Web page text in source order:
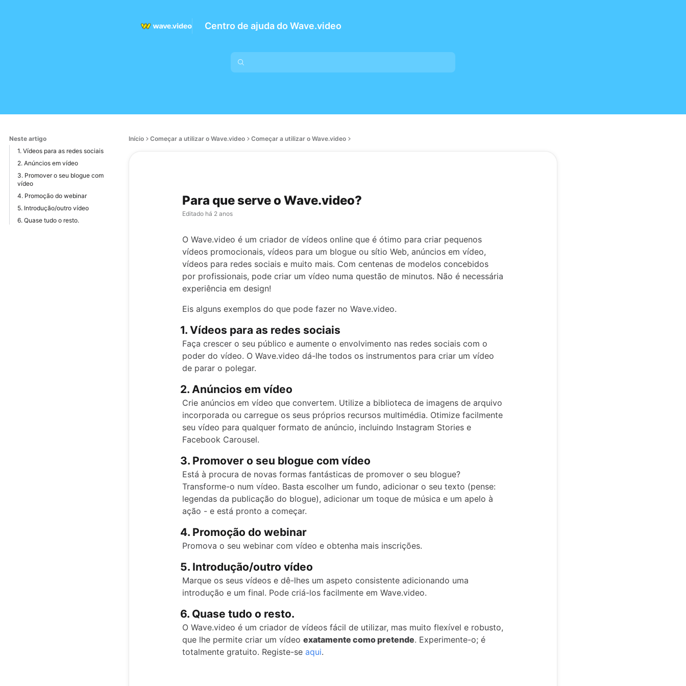
Centro de ajuda do Wave.video
Neste artigo
1. Vídeos para as redes sociais
2. Anúncios em vídeo
3. Promover o seu blogue com
vídeo
4. Promoção do webinar
5. Introdução/outro vídeo
6. Quase tudo o resto.
Início Começar a utilizar o Wave.video Começar a utilizar o Wave.video
Para que serve o Wave.video?
Editado há 2 anos
O Wave.video é um criador de vídeos online que é ótimo para criar pequenos
vídeos promocionais, vídeos para um blogue ou sítio Web, anúncios em vídeo,
vídeos para redes sociais e muito mais. Com centenas de modelos concebidos
por profissionais, pode criar um vídeo numa questão de minutos. Não é necessária
experiência em design!
Eis alguns exemplos do que pode fazer no Wave.video.
1. Vídeos para as redes sociais
Faça crescer o seu público e aumente o envolvimento nas redes sociais com o
poder do vídeo. O Wave.video dá-lhe todos os instrumentos para criar um vídeo
de parar o polegar.
2. Anúncios em vídeo
Crie anúncios em vídeo que convertem. Utilize a biblioteca de imagens de arquivo
incorporada ou carregue os seus próprios recursos multimédia. Otimize facilmente
seu vídeo para qualquer formato de anúncio, incluindo Instagram Stories e
Facebook Carousel.
3. Promover o seu blogue com vídeo
Está à procura de novas formas fantásticas de promover o seu blogue?
Transforme-o num vídeo. Basta escolher um fundo, adicionar o seu texto (pense:
legendas da publicação do blogue), adicionar um toque de música e um apelo à
ação - e está pronto a começar.
4. Promoção do webinar
Promova o seu webinar com vídeo e obtenha mais inscrições.
5. Introdução/outro vídeo
Marque os seus vídeos e dê-lhes um aspeto consistente adicionando uma
introdução e um final. Pode criá-los facilmente em Wave.video.
6. Quase tudo o resto.
O Wave.video é um criador de vídeos fácil de utilizar, mas muito flexível e robusto,
que lhe permite criar um vídeo exatamente como pretende. Experimente-o; é
totalmente gratuito. Registe-se aqui.